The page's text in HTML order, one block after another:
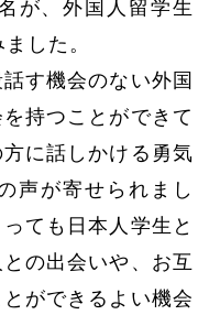
が、外国人留学生
した。
す機会のない外国
持つことができて
に話しかける勇気
声が寄せられまし
ても日本人学生と
の出会いや、お互
ができるよい機会